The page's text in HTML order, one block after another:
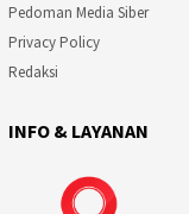
Pedoman Media Siber
Privacy Policy
Redaksi
INFO & LAYANAN